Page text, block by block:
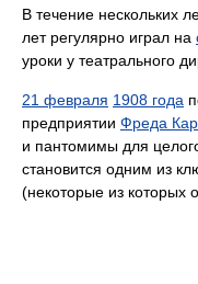
В течение нескольких
лет регулярно играл на
уроки у театрального
21 февраля 1908 года
предприятии Фреда
и пантомимы для
становится одним из
(некоторые из которых